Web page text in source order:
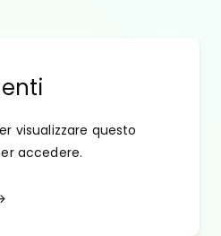
visualizzare questo
accedere.